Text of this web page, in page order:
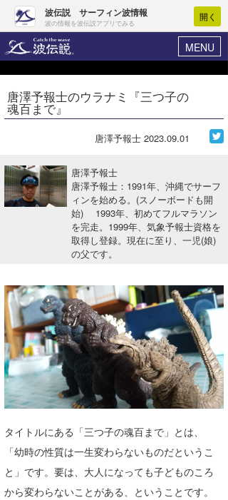
波伝説 サーフィン波情報
波の情報を波伝説アプリでみる
開く
MENU
ヘルプ マイホーム
ログイン
波情報･概況
WAVE HUNTER 波予想ツール
会員メニュー
今月のプレゼント
唐澤予報士のウラナミ『三つ子の
魂百まで』
唐澤予報士 2023.09.01
唐澤予報士
唐澤予報士：1991年、沖縄でサーフ
ィンを始める。(スノーボードも開
始) 1993年、初めてフルマラソン
を完走。1999年、気象予報士資格を
取得し登録。現在に至り、一児(娘)
の父です。
タイトルにある「三つ子の魂百まで」とは、
「幼時の性質は一生変わらないものだというこ
と」です。要は、大人になっても子どものころ
から変わらないことがある、ということです。
Core Surf Japan
アート＆エンタメ
ショップ情報
湘南
千葉北
伊豆
大阪
四国
ウラナミ
お知らせ
その他
ルール＆How to
サーファーズ